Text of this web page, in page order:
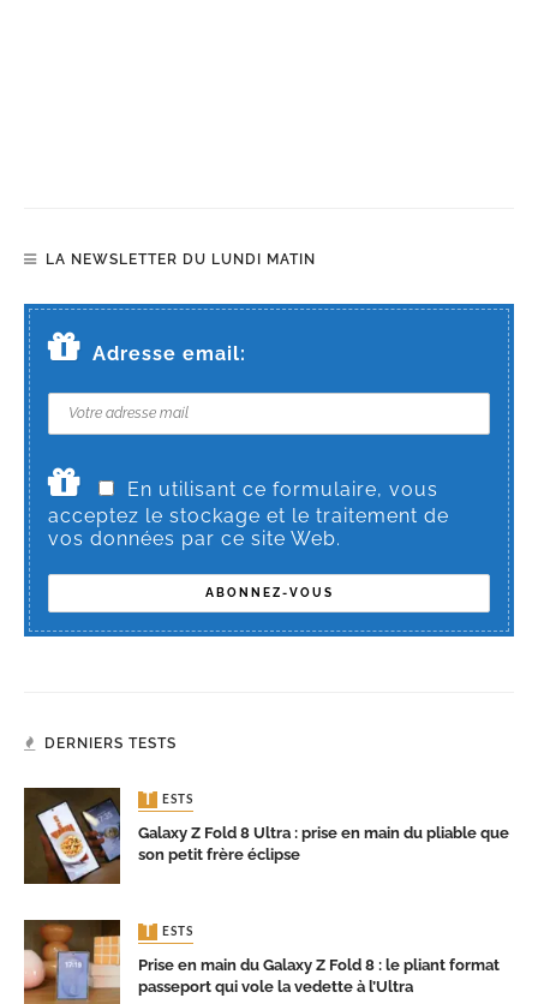
LA NEWSLETTER DU LUNDI MATIN
Adresse email:
En utilisant ce formulaire, vous
acceptez le stockage et le traitement de
vos données par ce site Web.
DERNIERS TESTS
TESTS
Galaxy Z Fold 8 Ultra : prise en main du pliable que
son petit frère éclipse
TESTS
Prise en main du Galaxy Z Fold 8 : le pliant format
passeport qui vole la vedette à l’Ultra